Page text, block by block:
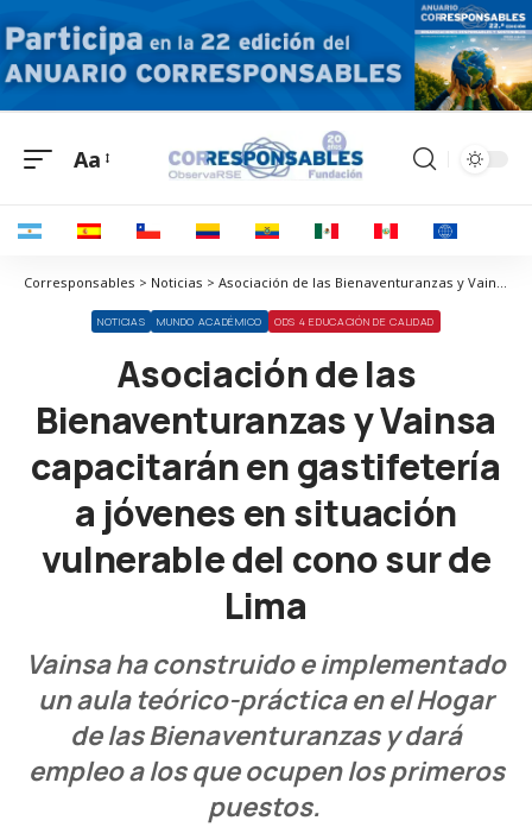
Aa
Corresponsables > Noticias > Asociación de las Bienaventuranzas y Vainsa capacitarán en gastifetería a jóvenes en situación vulnerable del cono sur de Lima
NOTICIAS MUNDO ACADÉMICO ODS 4 EDUCACIÓN DE CALIDAD
Asociación de las
Bienaventuranzas y Vainsa
capacitarán en gastifetería
a jóvenes en situación
vulnerable del cono sur de
Lima
Vainsa ha construido e implementado
un aula teórico-práctica en el Hogar
de las Bienaventuranzas y dará
empleo a los que ocupen los primeros
puestos.